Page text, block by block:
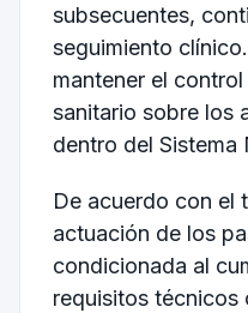
subsecuentes,
seguimiento
mantener el
sanitario sobre los
dentro del Sistema
De acuerdo con el
actuación de los
condicionada al
requisitos técnicos